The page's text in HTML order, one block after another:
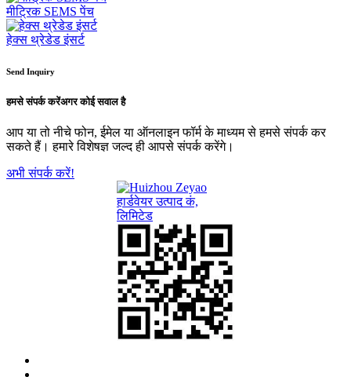
मीट्रिक SEMS पेंच
हेक्स थ्रेडेड इंसर्ट
Send Inquiry
हमसे संपर्क करेंअगर कोई सवाल है
आप या तो नीचे फोन, ईमेल या ऑनलाइन फॉर्म के माध्यम से हमसे संपर्क कर
सकते हैं। हमारे विशेषज्ञ जल्द ही आपसे संपर्क करेंगे।
अभी संपर्क करें!